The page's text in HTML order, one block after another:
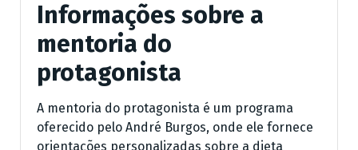
Informações sobre a
mentoria do
protagonista
A mentoria do protagonista é um programa
oferecido pelo André Burgos, onde ele fornece
orientações personalizadas sobre a dieta